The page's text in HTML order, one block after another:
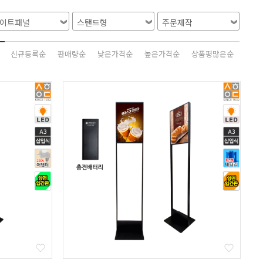
신규등록순 판매량순 낮은가격순 높은가격순 상품평많은순